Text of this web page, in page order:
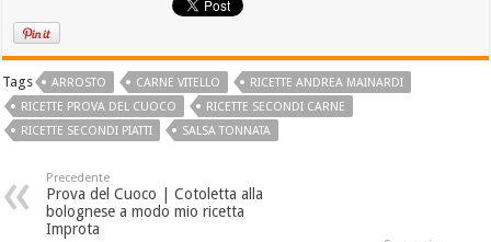
Tags ARROSTO CARNE VITELLO
RICETTE ANDREA MAINARDI
RICETTE PROVA DEL CUOCO
RICETTE SECONDI CARNE
RICETTE SECONDI PIATTI
SALSA TONNATA
Precedente
Prova del Cuoco | Cotoletta alla
bolognese a modo mio ricetta
Improta